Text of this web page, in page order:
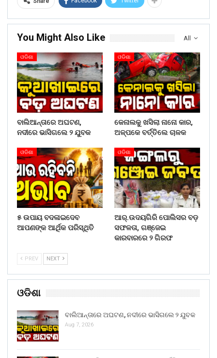
All
You Might Also Like
ଓଡିଶା
ବାଲିଆନ୍ତାରେ ଅଘଟଣ,
ନଦୀରେ ଭାସିଗଲେ ୨ ଯୁବକ
ଓଡିଶା
କେନାଲକୁ ଖସିଲା ନାନୋ କାର,
ଅଳ୍ପକେ ବର୍ତ୍ତିଲେ ଚାଳକ
ଓଡିଶା
୫ ଉପାୟ ବଦଳାଇଦେବ
ଆପଣଙ୍କ ଆର୍ଥିକ ପରିସ୍ଥିତି
ଓଡିଶା
ଆର୍.ଉଦୟଗିରି ପୋଲିସର ବଡ଼
ସଫଳତା, ଗଞ୍ଜେଇ
କାରବାରରେ ୨ ଗିରଫ
PREV NEXT
ଓଡିଶା
ବାଲିଆନ୍ତାରେ ଅଘଟଣ, ନଦୀରେ ଭାସିଗଲେ ୨ ଯୁବକ
Aug 7, 2026